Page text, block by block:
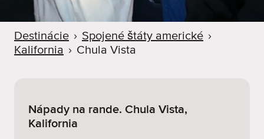
Destinácie › Spojené štáty americké ›
Kalifornia › Chula Vista
Nápady na rande. Chula Vista,
Kalifornia